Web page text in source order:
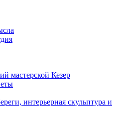
мастерской Кезер
интерьерная скульптура и